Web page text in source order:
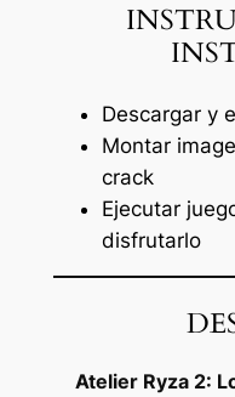
Descargar y
Montar
crack
Ejecutar
disfrutarlo
Atelier Ryza 2: